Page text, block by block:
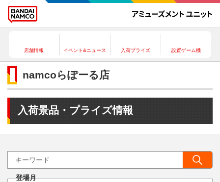
店舗情報 イベント&ニュース 入荷プライズ 設置ゲーム機
namcoらぽーる店
入荷景品・プライズ情報
登場月